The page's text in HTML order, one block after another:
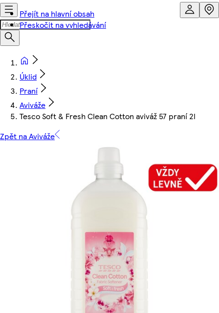
Přejít na hlavní obsah
Přeskočit na vyhledávání
Úklid
Praní
Aviváže
Tesco Soft & Fresh Clean Cotton aviváž 57 praní 2l
Zpět na Aviváže